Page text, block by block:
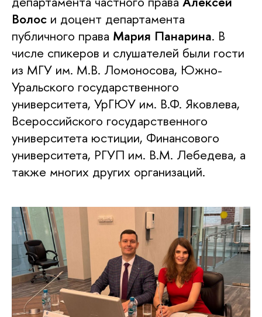
Волос и доцент департамента
публичного права Мария Панарина. В
числе спикеров и слушателей были гости
из МГУ им. М.В. Ломоносова, Южно-
Уральского государственного
университета, УрГЮУ им. В.Ф. Яковлева,
Всероссийского государственного
университета юстиции, Финансового
университета, РГУП им. В.М. Лебедева, а
также многих других организаций.